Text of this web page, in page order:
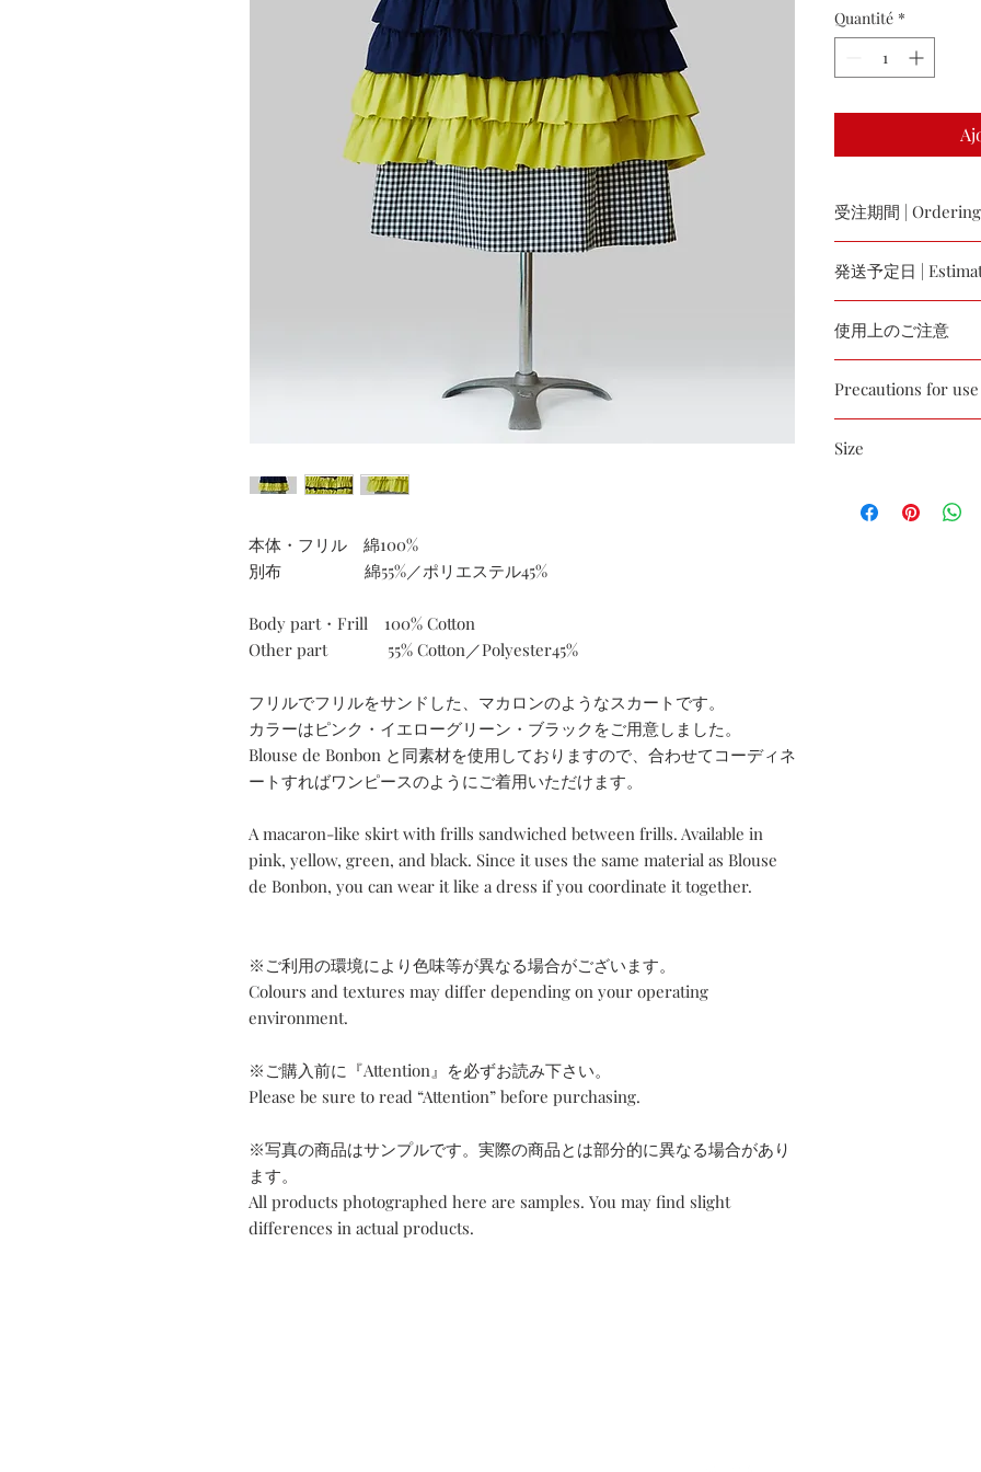
本体・フリル 綿100%
別布 綿55%／ポリエステル45%
Body part・Frill 100% Cotton
Other part 55% Cotton／Polyester45%
フリルでフリルをサンドした、マカロンのようなスカートです。
カラーはピンク・イエローグリーン・ブラックをご用意しました。
Blouse de Bonbon と同素材を使用しておりますので、合わせてコーディネ
ートすればワンピースのようにご着用いただけます。
A macaron-like skirt with frills sandwiched between frills. Available in
pink, yellow, green, and black. Since it uses the same material as Blouse
de Bonbon, you can wear it like a dress if you coordinate it together.
※ご利用の環境により色味等が異なる場合がございます。
Colours and textures may differ depending on your operating
environment.
※ご購入前に『Attention』を必ずお読み下さい。
Please be sure to read “Attention” before purchasing.
※写真の商品はサンプルです。実際の商品とは部分的に異なる場合があり
ます。
All products photographed here are samples. You may find slight
differences in actual products.
Quantité *
受注期間 |
Every month, until
ordering period
発送予定日 |
Approximately 45
entry period
使用上のご注意
断ち切りの部分
Precautions for use
following conditions
Unhemmed
Size
スカート丈／Skirt